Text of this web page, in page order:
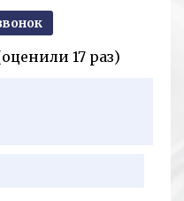
17 раз)